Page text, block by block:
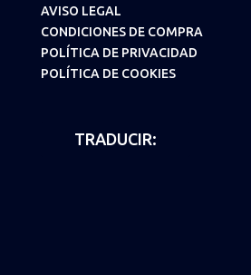
AVISO LEGAL
CONDICIONES DE COMPRA
POLÍTICA DE PRIVACIDAD
POLÍTICA DE COOKIES
TRADUCIR: